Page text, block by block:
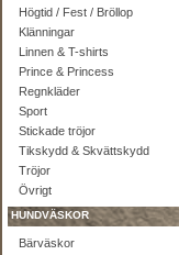
Högtid / Fest / Bröllop
Klänningar
Linnen & T-shirts
Prince & Princess
Regnkläder
Sport
Stickade tröjor
Tikskydd & Skvättskydd
Tröjor
Övrigt
HUNDVÄSKOR
Bärväskor